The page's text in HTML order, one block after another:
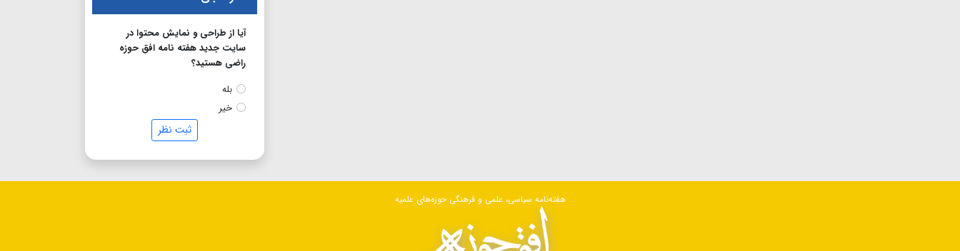
آیا از طراحی و نمایش محتوا در
سایت جدید هفته نامه افق حوزه
راضی هستید؟
بله
خیر
ثبت نظر
هفته‌نامه سیاسی، علمی و فرهنگی حوزه‌های علمیه